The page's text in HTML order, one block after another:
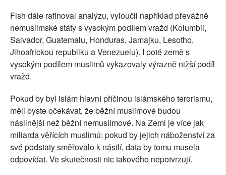
Fish dále rafinoval analýzu, vyloučil například převážně
nemuslimské státy s vysokým podílem vražd (Kolumbii,
Salvador, Guatemalu, Honduras, Jamajku, Lesotho,
Jihoafrickou republiku a Venezuelu). I poté země s
vysokým podílem muslimů vykazovaly výrazně nižší podíl
vražd.
Pokud by byl islám hlavní příčinou islámského terorismu,
měli byste očekávat, že běžní muslimové budou
násilnější než běžní nemuslimové. Na Zemi je více jak
miliarda věřících muslimů; pokud by jejich náboženství za
své podstaty směřovalo k násilí, data by tomu musela
odpovídat. Ve skutečnosti nic takového nepotvrzují.